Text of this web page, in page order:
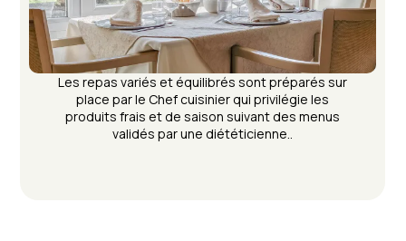
Les repas variés et équilibrés sont préparés sur
place par le Chef cuisinier qui privilégie les
produits frais et de saison suivant des menus
validés par une diététicienne..